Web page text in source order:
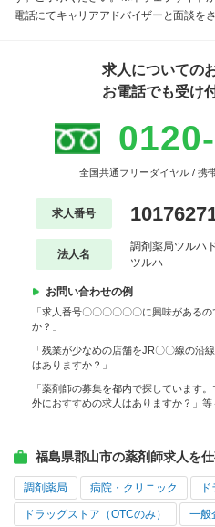
電話にてキャリアアドバイザーと面談を
求人についての
お電話でも受け
全国共通フリーダイヤル / 携
求人番号
法人名
調剤薬局ツルハ
ツルハ
お問い合わせの例
「求人番号〇〇〇〇〇〇に興味がある
か？」
「残業が少なめの店舗をJR〇〇線の沿
はありますか？」
「薬剤師の募集を都内で探しています
外におすすめの求人はありますか？」等
福島県郡山市の薬剤師求人を
調剤薬局 病院・クリニック
ドラッグストア（OTCのみ） 一般